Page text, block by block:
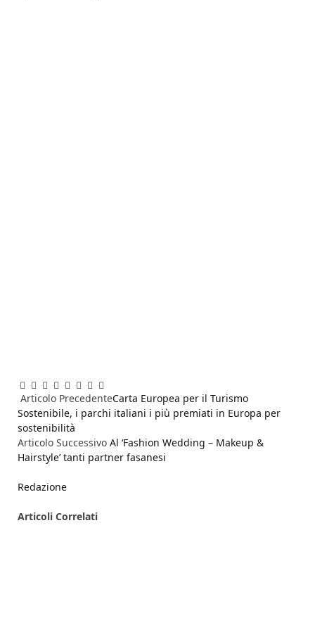
Facebook
Twitter
Pinterest
LinkedIn
Reddit
WhatsApp
Telegram
Email
Articolo PrecedenteCarta Europea per il Turismo
Sostenibile, i parchi italiani i più premiati in Europa per
sostenibilità
Articolo Successivo Al ‘Fashion Wedding – Makeup &
Hairstyle’ tanti partner fasanesi
Redazione
Articoli Correlati